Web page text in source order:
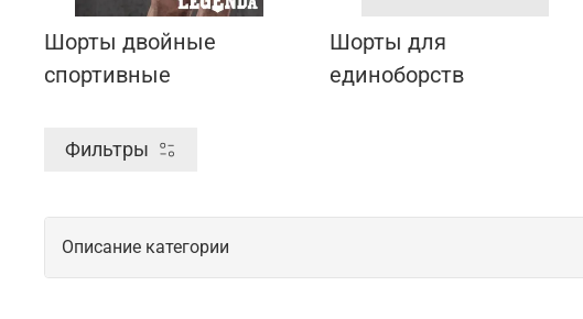
Шорты двойные
спортивные
Шорты для
единоборств
Фильтры
Описание категории